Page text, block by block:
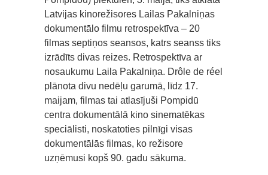
Latvijas kinorežisores Lailas Pakalniņas
dokumentālo filmu retrospektīva – 20
filmas septiņos seansos, katrs seanss tiks
izrādīts divas reizes. Retrospektīva ar
nosaukumu Laila Pakalniņa. Drôle de réel
plānota divu nedēļu garumā, līdz 17.
maijam, filmas tai atlasījuši Pompidū
centra dokumentālā kino sinematēkas
speciālisti, noskatoties pilnīgi visas
dokumentālās filmas, ko režisore
uzņēmusi kopš 90. gadu sākuma.